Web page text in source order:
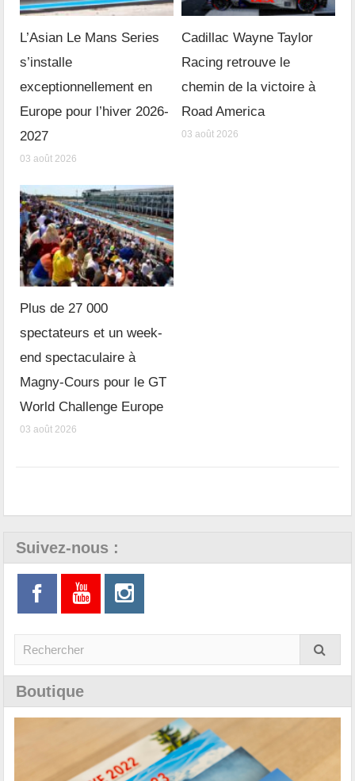
L’Asian Le Mans Series
s’installe
exceptionnellement en
Europe pour l’hiver 2026-
2027
03 août 2026
Cadillac Wayne Taylor
Racing retrouve le
chemin de la victoire à
Road America
03 août 2026
Plus de 27 000
spectateurs et un week-
end spectaculaire à
Magny-Cours pour le GT
World Challenge Europe
03 août 2026
Suivez-nous :
Boutique